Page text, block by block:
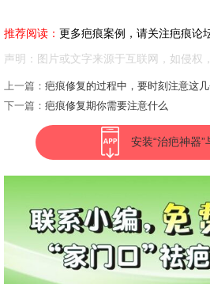
推荐阅读： 更多疤痕案例，请关注疤痕论
声明：图片或文字来源于互联网，如侵权
上一篇： 疤痕修复的过程中，要时刻注意这
下一篇： 疤痕修复期你需要注意什么
安装“治疤神器